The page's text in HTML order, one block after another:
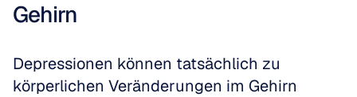
Gehirn
Depressionen können tatsächlich zu
körperlichen Veränderungen im Gehirn